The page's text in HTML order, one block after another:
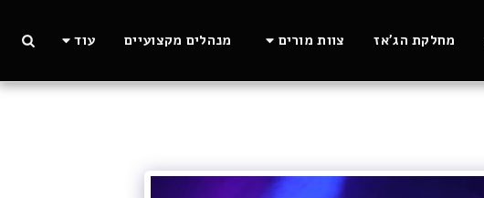
מחלקת הג'אז צוות מורים מנהלים מקצועיים עוד